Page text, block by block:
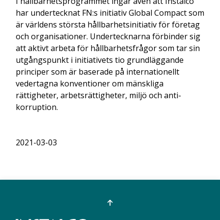
har undertecknat FN:s initiativ Global Compact som
är världens största hållbarhetsinitiativ för företag
och organisationer. Undertecknarna förbinder sig
att aktivt arbeta för hållbarhetsfrågor som tar sin
utgångspunkt i initiativets tio grundläggande
principer som är baserade på internationellt
vedertagna konventioner om mänskliga
rättigheter, arbetsrättigheter, miljö och anti-
korruption.
2021-03-03